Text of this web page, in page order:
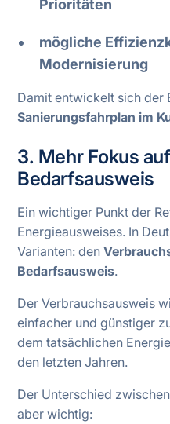
Prioritäten
mögliche
Modernisierung
Damit entwickelt sich der
Sanierungsfahrplan im
3. Mehr Fokus
Bedarfsausweis
Ein wichtiger Punkt der
Energieausweises. In
Varianten: den
Bedarfsausweis.
Der Verbrauchsausweis
einfacher und günstiger
dem tatsächlichen
den letzten Jahren.
Der Unterschied
aber wichtig: